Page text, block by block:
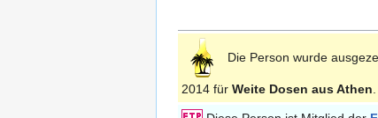
Die Person wurde
2014 für Weite Dosen aus Athen.